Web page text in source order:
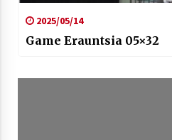
2025/05/14
Game Erauntsia 05×32